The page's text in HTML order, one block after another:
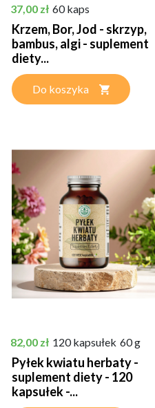
Cena
37,00 zł 60 kaps
Krzem, Bor, Jod - skrzyp,
bambus, algi - suplement
diety...
Do koszyka
Cena
82,00 zł 120 kapsułek 60 g
Pyłek kwiatu herbaty -
suplement diety - 120
kapsułek -...